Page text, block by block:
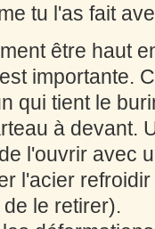
tu l'as fait
être haut
importante.
qui tient le
à devant.
l'ouvrir avec
l'acier
le retirer).